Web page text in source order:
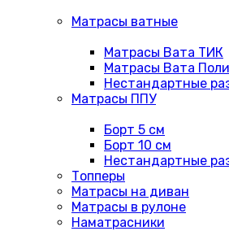
Матрасы ватные
Матрасы Вата ТИК
Матрасы Вата
Нестандартные
Матрасы ППУ
Борт 5 см
Борт 10 см
Нестандартные
Топперы
Матрасы на диван
Матрасы в рулоне
Наматрасники